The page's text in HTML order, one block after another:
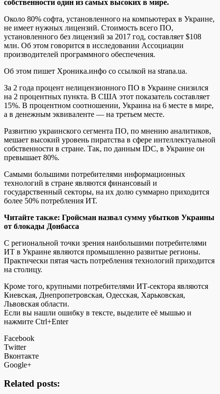
собственности один из самых высоких в мире.
Около 80% софта, установленного на компьютерах в Украине,
не имеет нужных лицензий. Стоимость всего ПО,
установленного без лицензий за 2017 год, составляет $108
млн. Об этом говорится в исследовании Ассоциации
производителей программного обеспечения.
Об этом пишет Хроника.инфо со ссылкой на strana.ua.
За 2 года процент нелицензионного ПО в Украине снизился
на 2 процентных пункта. В США этот показатель составляет
15%. В процентном соотношении, Украина на 6 месте в мире,
а в денежным эквиваленте — на третьем месте.
Развитию украинского сегмента ПО, по мнению аналитиков,
мешает высокий уровень пиратства в сфере интеллектуальной
собственности в стране. Так, по данным IDC, в Украине он
превышает 80%.
Самыми большими потребителями информационных
технологий в стране являются финансовый и
государственный секторы, на их долю суммарно приходится
более 50% потребления ИТ.
Читайте также: Гройсман назвал сумму убытков Украины
от блокады Донбасса
С региональной точки зрения наибольшими потребителями
ИТ в Украине являются промышленно развитые регионы.
Практически пятая часть потребления технологий приходится
на столицу.
Кроме того, крупными потребителями ИТ-сектора являются
Киевская, Днепропетровская, Одесская, Харьковская,
Львовская области.
Если вы нашли ошибку в тексте, выделите её мышью и
нажмите Ctrl+Enter
Facebook
Twitter
Вконтакте
Google+
Related posts: